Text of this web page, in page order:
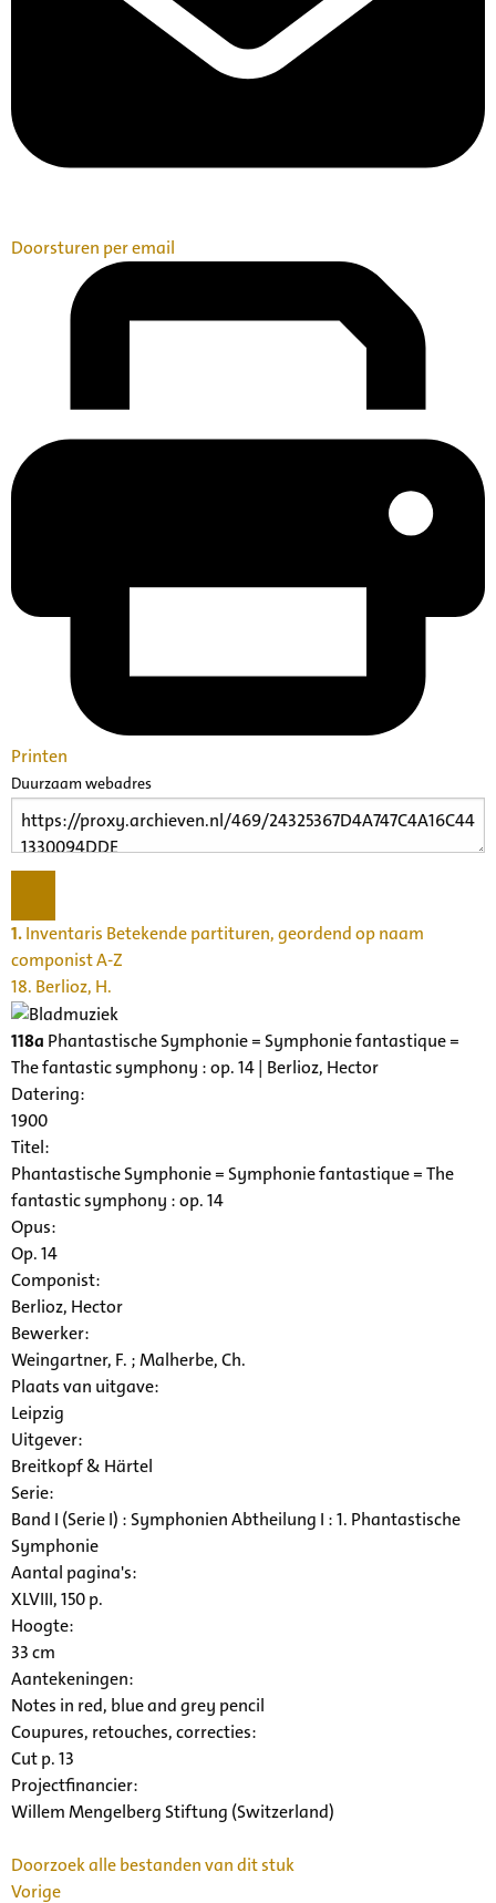
Doorsturen per email
Printen
Duurzaam webadres
1.Inventaris Betekende partituren, geordend op naam
componist A-Z
18. Berlioz, H.
118a Phantastische Symphonie = Symphonie fantastique =
The fantastic symphony : op. 14 | Berlioz, Hector
Datering:
1900
Titel:
Phantastische Symphonie = Symphonie fantastique = The
fantastic symphony : op. 14
Opus:
Op. 14
Componist:
Berlioz, Hector
Bewerker:
Weingartner, F. ; Malherbe, Ch.
Plaats van uitgave:
Leipzig
Uitgever:
Breitkopf & Härtel
Serie:
Band I (Serie I) : Symphonien Abtheilung I : 1. Phantastische
Symphonie
Aantal pagina's:
XLVIII, 150 p.
Hoogte:
33 cm
Aantekeningen:
Notes in red, blue and grey pencil
Coupures, retouches, correcties:
Cut p. 13
Projectfinancier:
Willem Mengelberg Stiftung (Switzerland)
Doorzoek alle bestanden van dit stuk
Vorige